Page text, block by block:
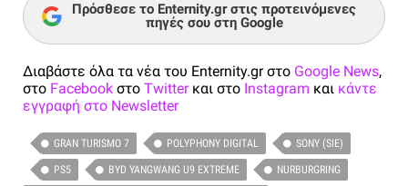
Πρόσθεσε το Enternity.gr στις προτεινόμενες
πηγές σου στη Google
Διαβάστε όλα τα νέα του Enternity.gr στο Google News,
στο Facebook στο Twitterκαι στο Instagram και κάντε
εγγραφή στο Newsletter
GRAN TURISMO 7 POLYPHONY DIGITAL SONY (SIE)
PS5 BYD YANGWANG U9 EXTREME NURBURGRING